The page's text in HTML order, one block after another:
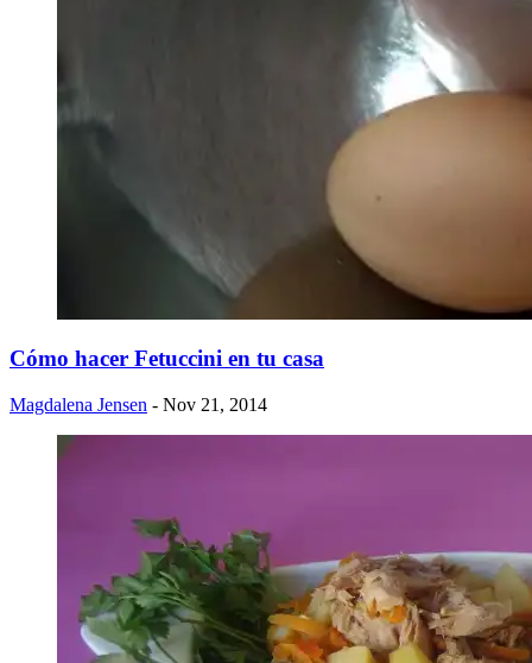
Cómo hacer ​Fetuccini en tu casa
Magdalena Jensen - Nov 21, 2014